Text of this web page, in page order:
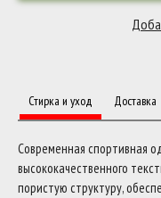
Стирка и уход Доставка
Современная спортивная
высококачественного
пористую структуру,